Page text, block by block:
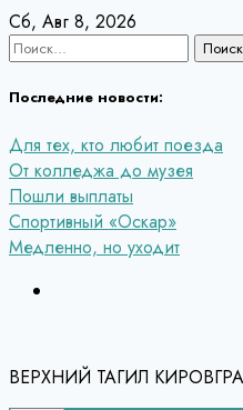
Перейти
к
Сб, Авг 8, 2026
Найти:
Последние новости:
Для тех, кто любит поезда
От колледжа до музея
Пошли выплаты
Спортивный «Оскар»
Медленно, но уходит
ВЕРХНИЙ ТАГИЛ